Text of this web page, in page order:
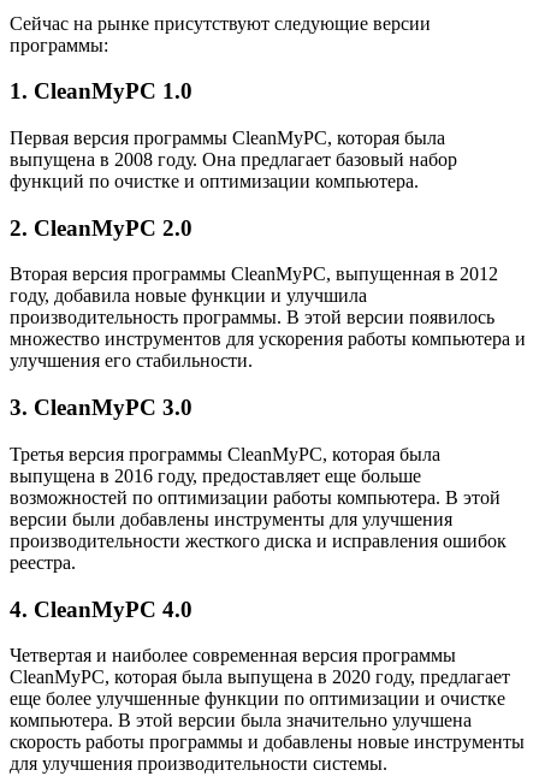
Сейчас на рынке присутствуют следующие версии
программы:
1. CleanMyPC 1.0
Первая версия программы CleanMyPC, которая была
выпущена в 2008 году. Она предлагает базовый набор
функций по очистке и оптимизации компьютера.
2. CleanMyPC 2.0
Вторая версия программы CleanMyPC, выпущенная в 2012
году, добавила новые функции и улучшила
производительность программы. В этой версии появилось
множество инструментов для ускорения работы компьютера и
улучшения его стабильности.
3. CleanMyPC 3.0
Третья версия программы CleanMyPC, которая была
выпущена в 2016 году, предоставляет еще больше
возможностей по оптимизации работы компьютера. В этой
версии были добавлены инструменты для улучшения
производительности жесткого диска и исправления ошибок
реестра.
4. CleanMyPC 4.0
Четвертая и наиболее современная версия программы
CleanMyPC, которая была выпущена в 2020 году, предлагает
еще более улучшенные функции по оптимизации и очистке
компьютера. В этой версии была значительно улучшена
скорость работы программы и добавлены новые инструменты
для улучшения производительности системы.